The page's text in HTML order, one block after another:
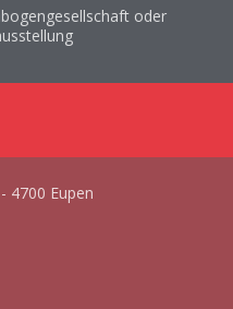
oder
4700 Eupen